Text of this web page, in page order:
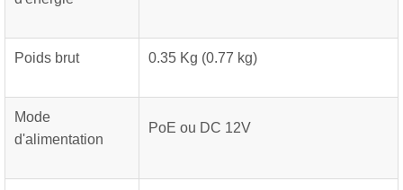
Poids brut 0.35 Kg (0.77 kg)
Mode
d'alimentation
PoE ou DC 12V